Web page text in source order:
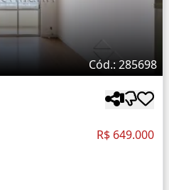
Cód.: 285698
R$ 649.000